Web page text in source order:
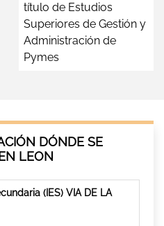
título de Estudios
Superiores de Gestión y
Administración de
Pymes
DÓNDE SE
LEON
(IES) VIA DE LA